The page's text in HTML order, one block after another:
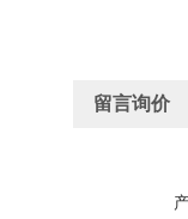
留言询价